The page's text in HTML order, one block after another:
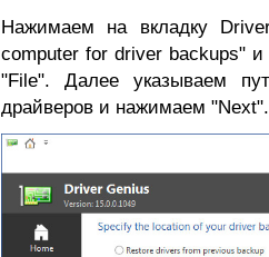
Нажимаем на вкладку
computer for driver backups"
"File". Далее указываем
драйверов и нажимаем "Next".